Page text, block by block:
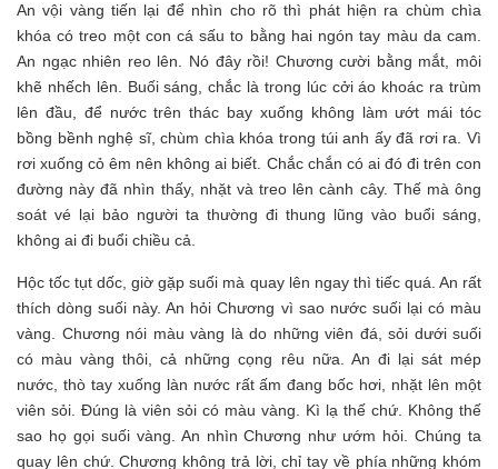
An vội vàng tiến lại để nhìn cho rõ thì phát hiện ra chùm chìa
khóa có treo một con cá sấu to bằng hai ngón tay màu da cam.
An ngạc nhiên reo lên. Nó đây rồi! Chương cười bằng mắt, môi
khẽ nhếch lên. Buối sáng, chắc là trong lúc cởi áo khoác ra trùm
lên đầu, để nước trên thác bay xuống không làm ướt mái tóc
bồng bềnh nghệ sĩ, chùm chìa khóa trong túi anh ấy đã rơi ra. Vì
rơi xuống cỏ êm nên không ai biết. Chắc chắn có ai đó đi trên con
đường này đã nhìn thấy, nhặt và treo lên cành cây. Thế mà ông
soát vé lại bảo người ta thường đi thung lũng vào buổi sáng,
không ai đi buổi chiều cả.
Hộc tốc tụt dốc, giờ gặp suối mà quay lên ngay thì tiếc quá. An rất
thích dòng suối này. An hỏi Chương vì sao nước suối lại có màu
vàng. Chương nói màu vàng là do những viên đá, sỏi dưới suối
có màu vàng thôi, cả những cọng rêu nữa. An đi lại sát mép
nước, thò tay xuống làn nước rất ấm đang bốc hơi, nhặt lên một
viên sỏi. Đúng là viên sỏi có màu vàng. Kì lạ thế chứ. Không thế
sao họ gọi suối vàng. An nhìn Chương như ướm hỏi. Chúng ta
quay lên chứ. Chương không trả lời, chỉ tay về phía những khóm